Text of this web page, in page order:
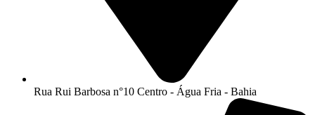
Rua Rui Barbosa n°10 Centro - Água Fria - Bahia